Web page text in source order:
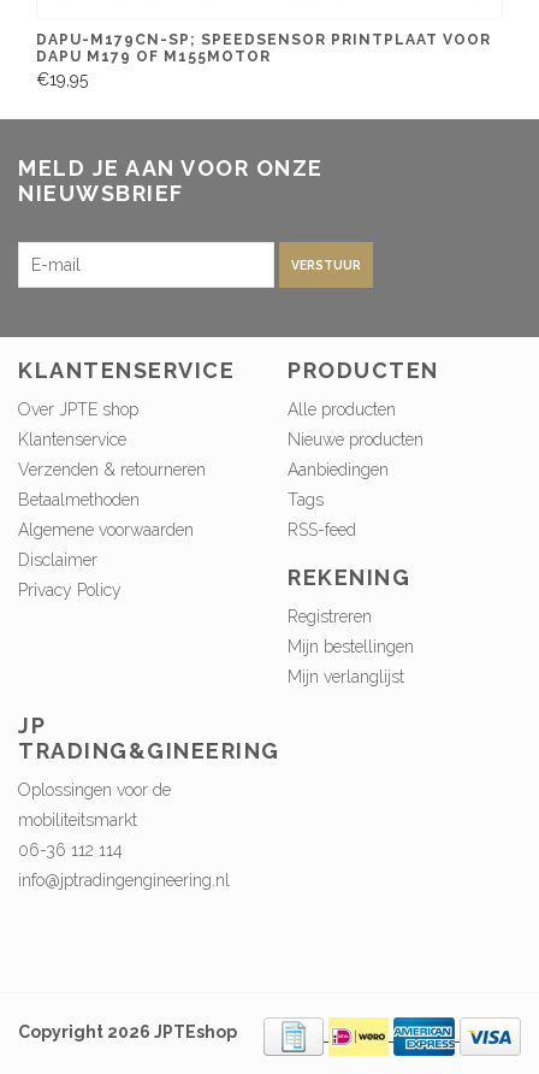
DAPU-M179CN-SP; SPEEDSENSOR PRINTPLAAT VOOR
DAPU M179 OF M155MOTOR
€19,95
MELD JE AAN VOOR ONZE
NIEUWSBRIEF
VERSTUUR
KLANTENSERVICE
Over JPTE shop
Klantenservice
Verzenden & retourneren
Betaalmethoden
Algemene voorwaarden
Disclaimer
Privacy Policy
PRODUCTEN
Alle producten
Nieuwe producten
Aanbiedingen
Tags
RSS-feed
REKENING
Registreren
Mijn bestellingen
Mijn verlanglijst
JP
TRADING&GINEERING
Oplossingen voor de
mobiliteitsmarkt
06-36 112 114
info@jptradingengineering.nl
Copyright 2026 JPTEshop